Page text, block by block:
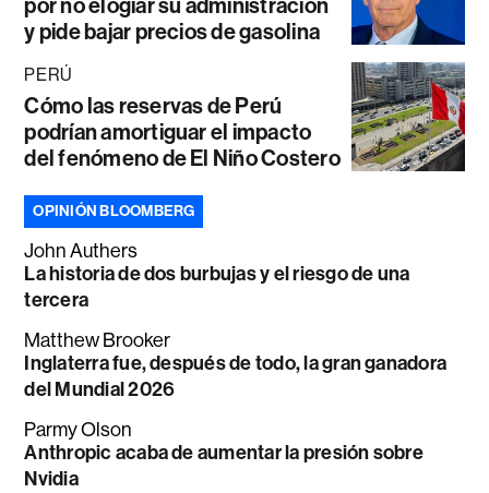
por no elogiar su administración
y pide bajar precios de gasolina
PERÚ
Cómo las reservas de Perú
podrían amortiguar el impacto
del fenómeno de El Niño Costero
OPINIÓN BLOOMBERG
John Authers
La historia de dos burbujas y el riesgo de una
tercera
Matthew Brooker
Inglaterra fue, después de todo, la gran ganadora
del Mundial 2026
Parmy Olson
Anthropic acaba de aumentar la presión sobre
Nvidia